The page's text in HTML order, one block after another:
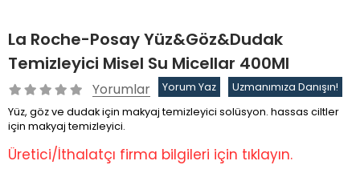
La Roche-Posay Yüz&Göz&Dudak
Temizleyici Misel Su Micellar 400Ml
Yorumlar Yorum Yaz
Uzmanımıza Danışın!
Yüz, göz ve dudak için makyaj temizleyici solüsyon. hassas ciltler
için makyaj temizleyici.
Üretici/İthalatçı firma bilgileri için tıklayın.